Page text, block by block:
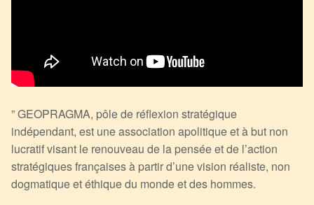
” GEOPRAGMA, pôle de réflexion stratégique
indépendant, est une association apolitique et à but non
lucratif visant le renouveau de la pensée et de l’action
stratégiques françaises à partir d’une vision réaliste, non
dogmatique et éthique du monde et des hommes.